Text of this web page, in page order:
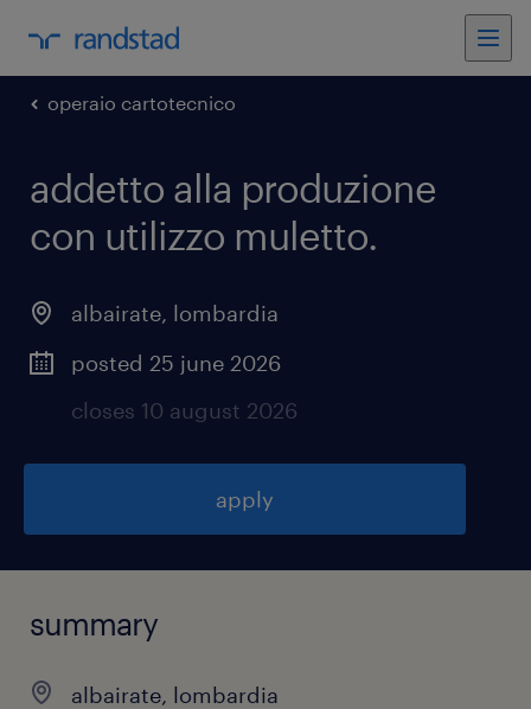
operaio cartotecnico
addetto alla produzione
con utilizzo muletto.
albairate, lombardia
posted 25 june 2026
closes 10 august 2026
apply
summary
albairate, lombardia